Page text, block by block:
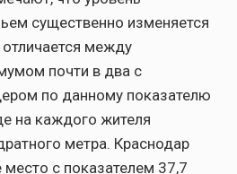
существенно изменяется
отличается между
почти в два с
по данному показателю
на каждого жителя
метра. Краснодар
место с показателем 37,7